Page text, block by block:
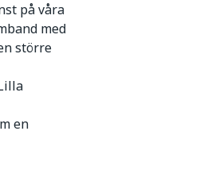
på våra
med
större
en